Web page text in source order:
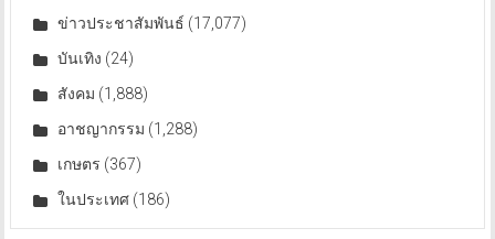
ข่าวประชาสัมพันธ์ (17,077)
บันเทิง (24)
สังคม (1,888)
อาชญากรรม (1,288)
เกษตร (367)
ในประเทศ(186)